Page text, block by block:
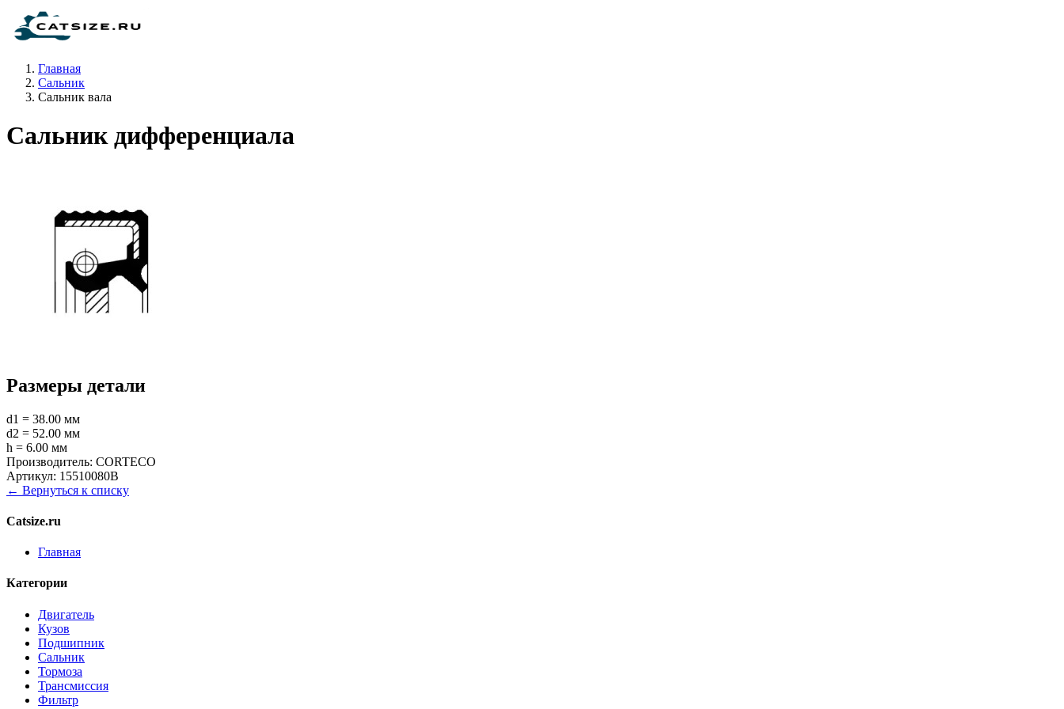
Главная
Сальник
Сальник вала
Сальник дифференциала
Размеры детали
d1 = 38.00 мм
d2 = 52.00 мм
h = 6.00 мм
Производитель: CORTECO
Артикул: 15510080B
← Вернуться к списку
Catsize.ru
Главная
Категории
Двигатель
Кузов
Подшипник
Сальник
Тормоза
Трансмиссия
Фильтр